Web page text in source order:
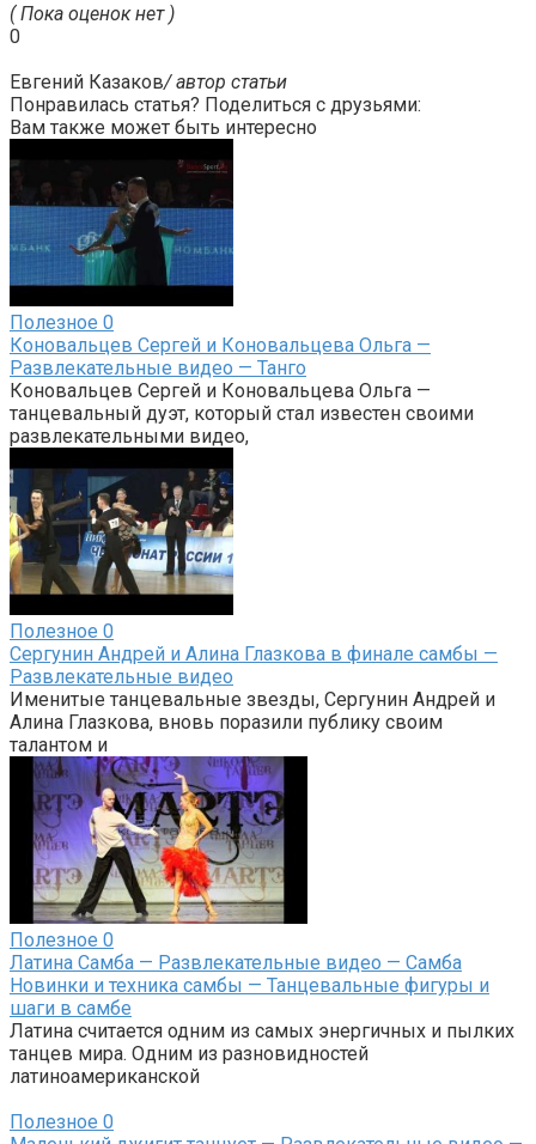
( Пока оценок нет )
0
Евгений Казаков/ автор статьи
Понравилась статья? Поделиться с друзьями:
Вам также может быть интересно
Полезное 0
Коновальцев Сергей и Коновальцева Ольга —
Развлекательные видео — Танго
Коновальцев Сергей и Коновальцева Ольга —
танцевальный дуэт, который стал известен своими
развлекательными видео,
Полезное 0
Сергунин Андрей и Алина Глазкова в финале самбы —
Развлекательные видео
Именитые танцевальные звезды, Сергунин Андрей и
Алина Глазкова, вновь поразили публику своим
талантом и
Полезное 0
Латина Самба — Развлекательные видео — Самба
Новинки и техника самбы — Танцевальные фигуры и
шаги в самбе
Латина считается одним из самых энергичных и пылких
танцев мира. Одним из разновидностей
латиноамериканской
Полезное 0